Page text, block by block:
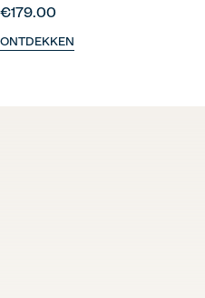
€179.00
ONTDEKKEN